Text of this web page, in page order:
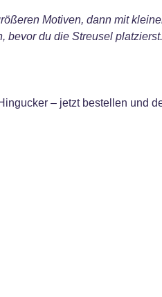
Motiven, dann mit
bevor du die Streusel platzierst.
– jetzt bestellen und